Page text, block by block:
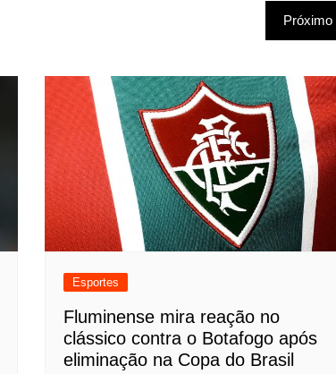
Próximo
Esportes
Fluminense mira reação no
clássico contra o Botafogo após
eliminação na Copa do Brasil